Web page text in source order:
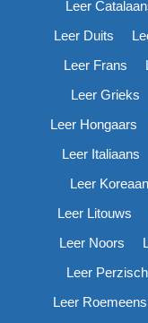
Leer
Leer Duits
Leer Frans
Leer Grieks
Leer Hongaars
Leer Italiaans
Leer
Leer Litouws
Leer Noors
Leer Perzisch
Leer Roemeens